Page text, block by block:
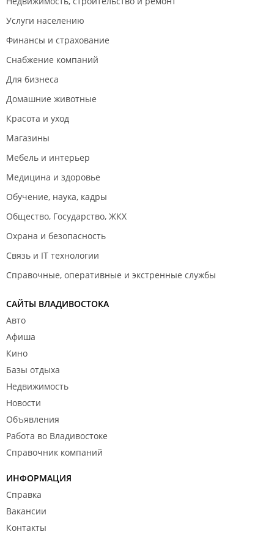
Услуги населению
Финансы и страхование
Снабжение компаний
Для бизнеса
Домашние животные
Красота и уход
Магазины
Мебель и интерьер
Медицина и здоровье
Обучение, наука, кадры
Общество, Государство, ЖКХ
Охрана и безопасность
Связь и IT технологии
Справочные, оперативные и экстренные службы
САЙТЫ ВЛАДИВОСТОКА
Авто
Афиша
Кино
Базы отдыха
Недвижимость
Новости
Объявления
Работа во Владивостоке
Справочник компаний
ИНФОРМАЦИЯ
Справка
Вакансии
Контакты